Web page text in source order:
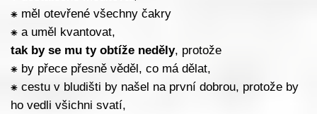
⁕ měl otevřené všechny čakry
⁕ a uměl kvantovat,
tak by se mu ty obtíže neděly, protože
⁕ by přece přesně věděl, co má dělat,
⁕ cestu v bludišti by našel na první dobrou, protože by
ho vedli všichni svatí,